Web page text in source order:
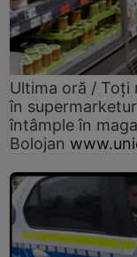
Ultima oră / Toți
în
întâmple în
Bolojan